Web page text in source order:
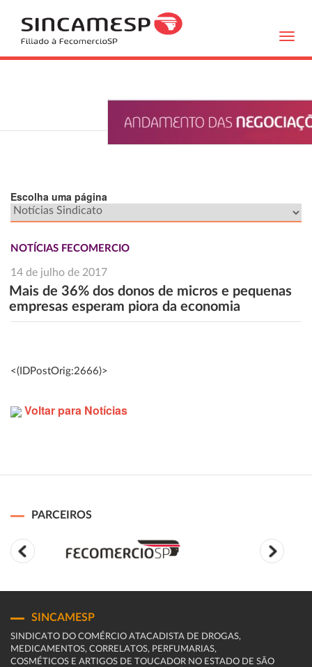
Escolha uma página
NOTÍCIAS FECOMERCIO
14 de julho de 2017
Mais de 36% dos donos de micros e pequenas
empresas esperam piora da economia
<(IDPostOrig:2666)>
Voltar para Notícias
PARCEIROS
SINCAMESP
SINDICATO DO COMÉRCIO ATACADISTA DE DROGAS,
MEDICAMENTOS, CORRELATOS, PERFUMARIAS,
COSMÉTICOS E ARTIGOS DE TOUCADOR NO ESTADO DE SÃO